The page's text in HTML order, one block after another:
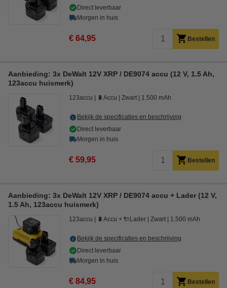
Direct leverbaar
Morgen in huis
€ 64,95 Bestellen
Aanbieding: 3x DeWalt 12V XRP / DE9074 accu (12 V, 1.5 Ah,
123accu huismerk)
123accu 🔋Accu Zwart 1.500 mAh
Bekijk de specificaties en beschrijving
Direct leverbaar
Morgen in huis
€ 59,95 Bestellen
Aanbieding: 3x DeWalt 12V XRP / DE9074 accu + Lader (12 V,
1.5 Ah, 123accu huismerk)
123accu 🔋Accu + 🔌Lader Zwart 1.500 mAh
Bekijk de specificaties en beschrijving
Direct leverbaar
Morgen in huis
€ 84,95 Bestellen